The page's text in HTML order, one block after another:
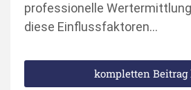
professionelle
diese Einflussfaktoren…
kompletten Beitrag